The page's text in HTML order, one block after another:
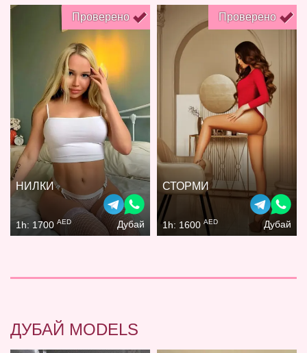
Проверено
НИЛКИ
1h: 1700 AED Дубай
Проверено
СТОРМИ
1h: 1600 AED Дубай
ДУБАЙ MODELS